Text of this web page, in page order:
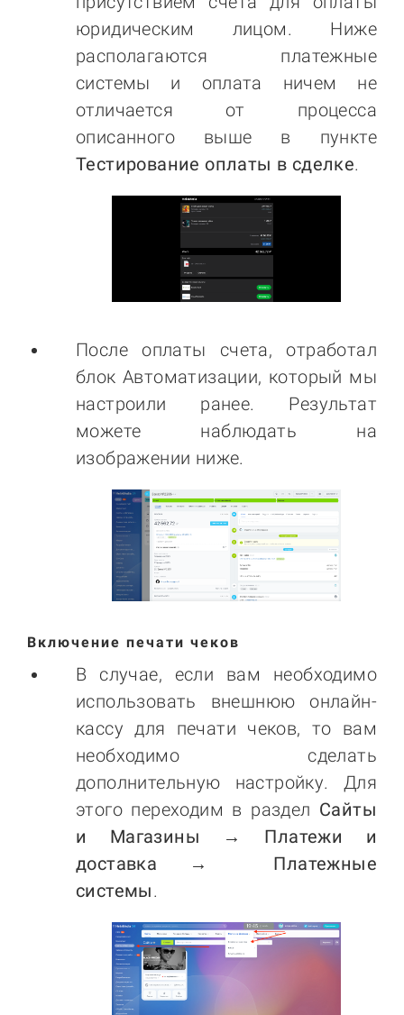
юридическим лицом. Ниже
располагаются платежные
системы и оплата ничем не
отличается от процесса
описанного выше в пункте
Тестирование оплаты в сделке.
После оплаты счета, отработал
блок Автоматизации, который мы
настроили ранее. Результат
можете наблюдать на
изображении ниже.
Включение печати чеков
В случае, если вам необходимо
использовать внешнюю онлайн-
кассу для печати чеков, то вам
необходимо сделать
дополнительную настройку. Для
этого переходим в раздел Сайты
и Магазины → Платежи и
доставка → Платежные
системы.